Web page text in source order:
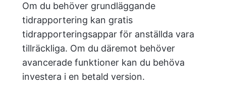
Om du behöver grundläggande
tidrapportering kan gratis
tidrapporteringsappar för anställda vara
tillräckliga. Om du däremot behöver
avancerade funktioner kan du behöva
investera i en betald version.